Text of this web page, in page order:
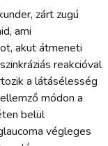
zárt zugú
ami
akut átmeneti
reakcióval
a látásélesség
módon a
belül
végleges